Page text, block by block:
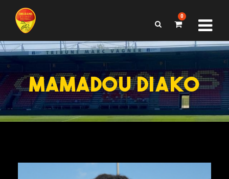
0
MAMADOU DIAKO